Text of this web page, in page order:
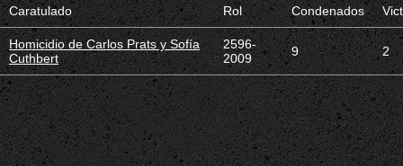
Caratulado Rol Condenados
Homicidio de Carlos Prats y Sofía
Cuthbert
2596-
2009
9 2